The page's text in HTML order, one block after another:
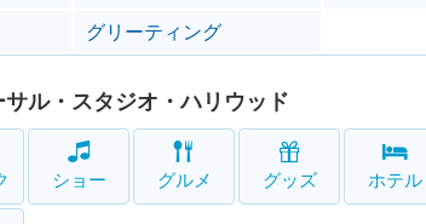
グリーティング
ル・スタジオ・ハリウッド
ショー グルメ グッズ ホテル